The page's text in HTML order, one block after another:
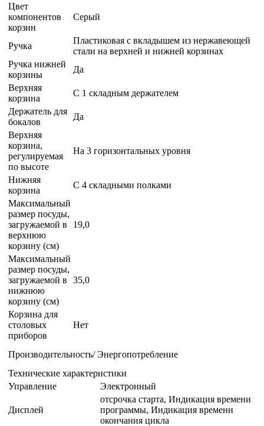
Цвет
компонентов
корзин
Серый
Ручка
Пластиковая с вкладышем из нержавеющей
стали на верхней и нижней корзинах
Ручка нижней
корзины
Да
Верхняя
корзина
С 1 складным держателем
Держатель для
бокалов
Да
Верхняя
корзина,
регулируемая
по высоте
На 3 горизонтальных уровня
Нижняя
корзина
С 4 складными полками
Максимальный
размер посуды,
загружаемой в
верхнюю
корзину (см)
19,0
Максимальный
размер посуды,
загружаемой в
нижнюю
корзину (см)
35,0
Корзина для
столовых
приборов
Нет
Производительность/ Энергопотребление
Технические характеристики
Управление
Электронный
Дисплей
отсрочка старта, Индикация времени
программы, Индикация времени
окончания цикла